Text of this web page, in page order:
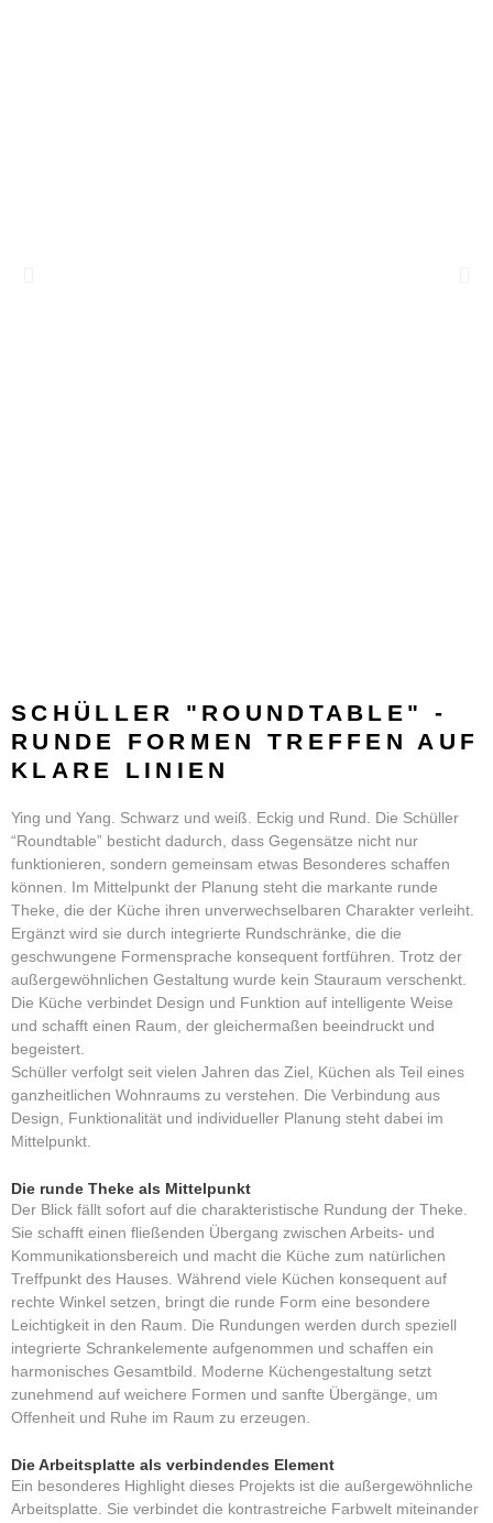
SCHÜLLER "ROUNDTABLE" -
RUNDE FORMEN TREFFEN AUF
KLARE LINIEN
Ying und Yang. Schwarz und weiß. Eckig und Rund. Die Schüller
“Roundtable” besticht dadurch, dass Gegensätze nicht nur
funktionieren, sondern gemeinsam etwas Besonderes schaffen
können. Im Mittelpunkt der Planung steht die markante runde
Theke, die der Küche ihren unverwechselbaren Charakter verleiht.
Ergänzt wird sie durch integrierte Rundschränke, die die
geschwungene Formensprache konsequent fortführen. Trotz der
außergewöhnlichen Gestaltung wurde kein Stauraum verschenkt.
Die Küche verbindet Design und Funktion auf intelligente Weise
und schafft einen Raum, der gleichermaßen beeindruckt und
begeistert.
Schüller verfolgt seit vielen Jahren das Ziel, Küchen als Teil eines
ganzheitlichen Wohnraums zu verstehen. Die Verbindung aus
Design, Funktionalität und individueller Planung steht dabei im
Mittelpunkt.
Die runde Theke als Mittelpunkt
Der Blick fällt sofort auf die charakteristische Rundung der Theke.
Sie schafft einen fließenden Übergang zwischen Arbeits- und
Kommunikationsbereich und macht die Küche zum natürlichen
Treffpunkt des Hauses. Während viele Küchen konsequent auf
rechte Winkel setzen, bringt die runde Form eine besondere
Leichtigkeit in den Raum. Die Rundungen werden durch speziell
integrierte Schrankelemente aufgenommen und schaffen ein
harmonisches Gesamtbild. Moderne Küchengestaltung setzt
zunehmend auf weichere Formen und sanfte Übergänge, um
Offenheit und Ruhe im Raum zu erzeugen.
Die Arbeitsplatte als verbindendes Element
Ein besonderes Highlight dieses Projekts ist die außergewöhnliche
Arbeitsplatte. Sie verbindet die kontrastreiche Farbwelt miteinander